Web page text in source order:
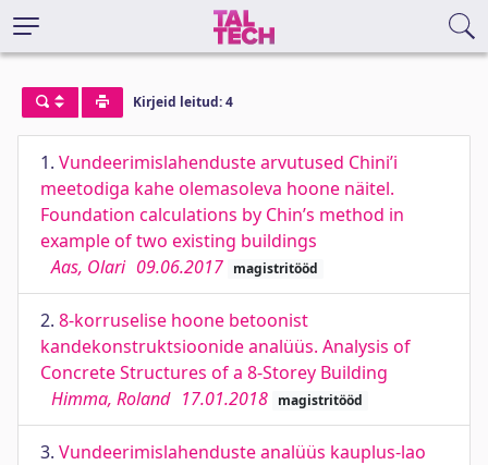
Kirjeid leitud: 4
1. Vundeerimislahenduste arvutused Chini’i
meetodiga kahe olemasoleva hoone näitel.
Foundation calculations by Chin’s method in
example of two existing buildings
Aas, Olari 09.06.2017 magistritööd
2. 8-korruselise hoone betoonist
kandekonstruktsioonide analüüs. Analysis of
Concrete Structures of a 8-Storey Building
Himma, Roland 17.01.2018 magistritööd
3. Vundeerimislahenduste analüüs kauplus-lao